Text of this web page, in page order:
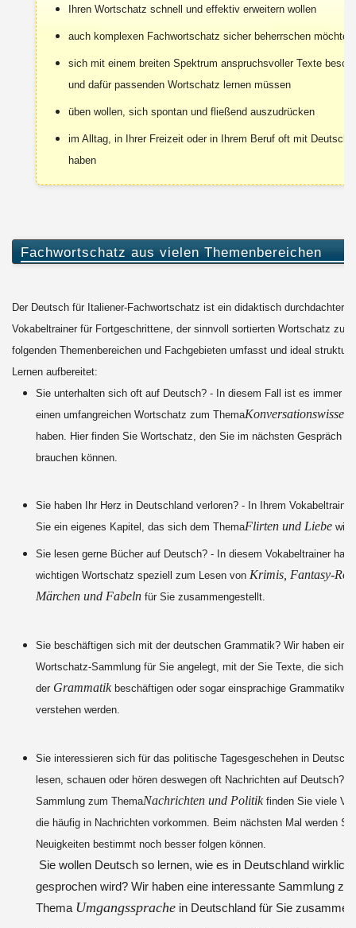
Ihren Wortschatz schnell und effektiv erweitern wollen
auch komplexen Fachwortschatz sicher beherrschen möchten
sich mit einem breiten Spektrum anspruchsvoller Texte
und dafür passenden Wortschatz lernen müssen
üben wollen, sich spontan und fließend auszudrücken
im Alltag, in Ihrer Freizeit oder in Ihrem Beruf oft mit Deutsch
haben
Fachwortschatz aus vielen Themenbereichen
Der Deutsch für Italiener-Fachwortschatz ist ein didaktisch durchdachter
Vokabeltrainer für Fortgeschrittene, der sinnvoll sortierten Wortschatz zu
folgenden Themenbereichen und Fachgebieten umfasst und ideal
Lernen aufbereitet:
Sie unterhalten sich oft auf Deutsch? - In diesem Fall ist es immer
einen umfangreichen Wortschatz zum ThemaKonversationswissen
haben. Hier finden Sie Wortschatz, den Sie im nächsten Gespräch
brauchen können.
Sie haben Ihr Herz in Deutschland verloren? - In Ihrem
Sie ein eigenes Kapitel, das sich dem ThemaFlirten und Liebe
Sie lesen gerne Bücher auf Deutsch? - In diesem Vokabeltrainer
wichtigen Wortschatz speziell zum Lesen von Krimis, Fantasy-
Märchen und Fabelnfür Sie zusammengestellt.
Sie beschäftigen sich mit der deutschen Grammatik? Wir haben eine
Wortschatz-Sammlung für Sie angelegt, mit der Sie Texte, die sich
der Grammatikbeschäftigen oder sogar einsprachige
verstehen werden.
Sie interessieren sich für das politische Tagesgeschehen in
lesen, schauen oder hören deswegen oft Nachrichten auf Deutsch? -
Sammlung zum ThemaNachrichten und Politikfinden Sie viele
die häufig in Nachrichten vorkommen. Beim nächsten Mal werden
Neuigkeiten bestimmt noch besser folgen können.
Sie wollen Deutsch so lernen, wie es in Deutschland wirklich
gesprochen wird? Wir haben eine interessante Sammlung
Thema Umgangssprachein Deutschland für Sie